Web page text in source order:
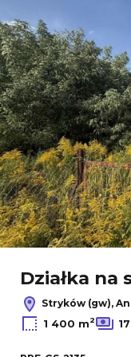
Działka na
Stryków (gw),
1 400 m2